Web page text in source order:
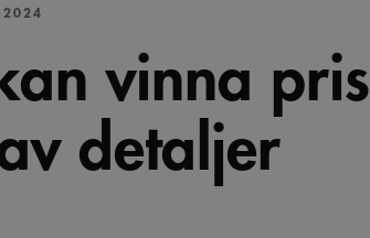
2024
vinna pris
detaljer